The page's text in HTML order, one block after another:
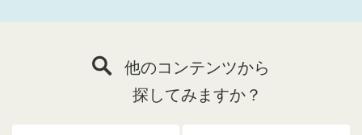
他のコンテンツから
探してみますか？